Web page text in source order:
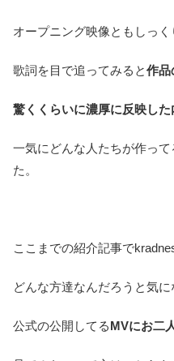
オープニング映像ともしっく
歌詞を目で追ってみると作品
驚くくらいに濃厚に反映し
一気にどんな人たちが作っ
た。
ここまでの紹介記事で
どんな方達なんだろうと気
公式の公開してるMVにお二